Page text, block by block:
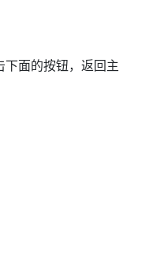
下面的按钮，返回主